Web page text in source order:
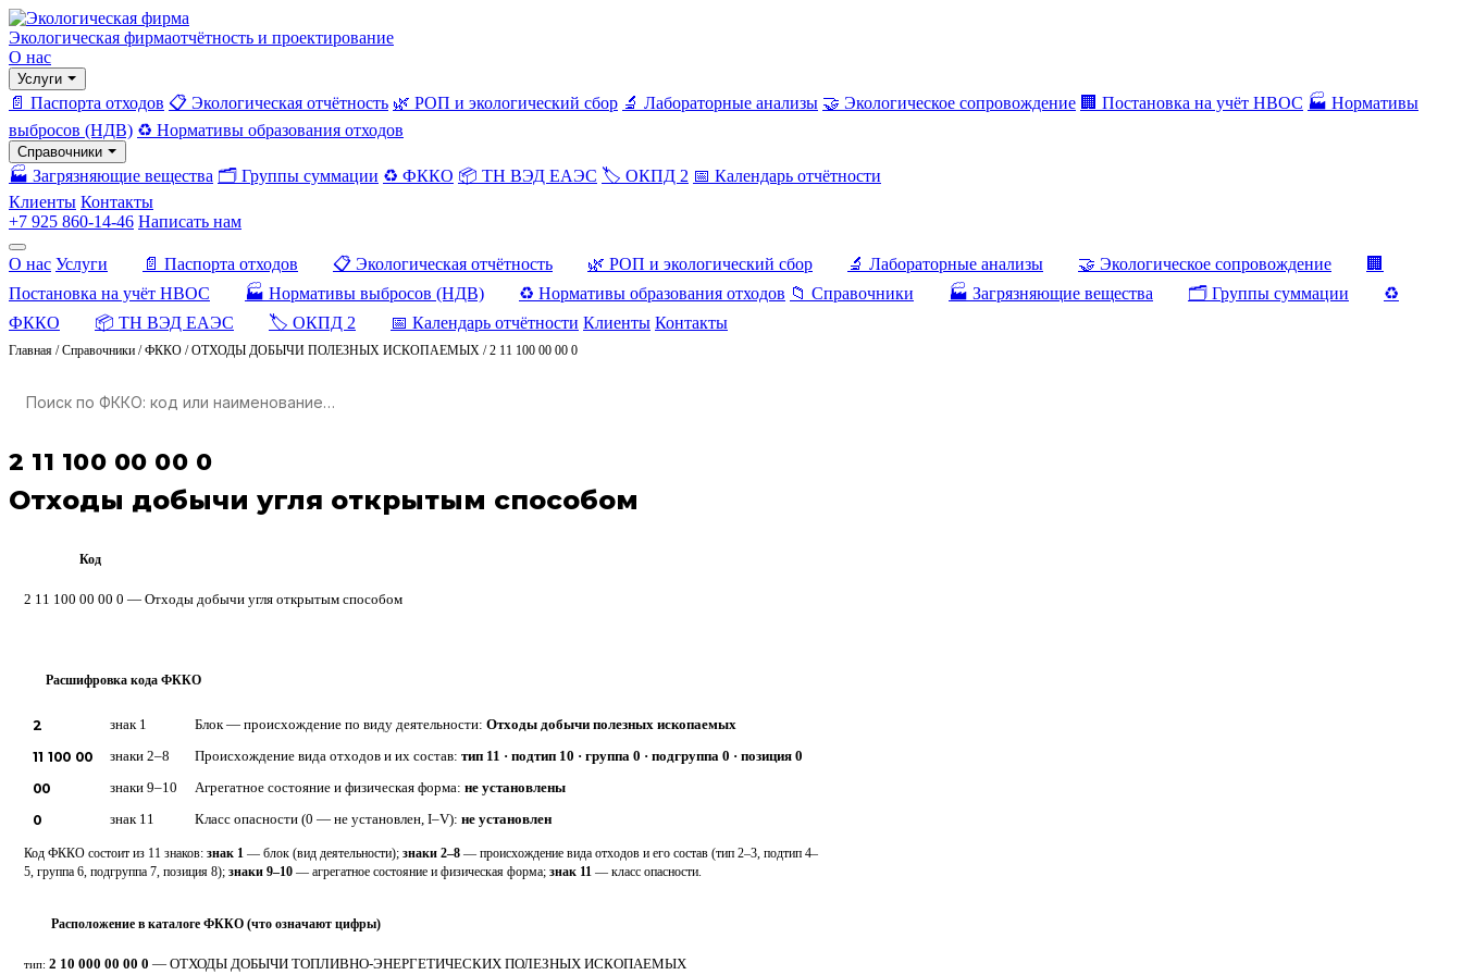
Экологическая фирмаотчётность и проектирование
О нас
Услуги
📄 Паспорта отходов 📋 Экологическая отчётность 🌿 РОП и экологический сбор 🔬 Лабораторные анализы 🤝 Экологическое сопровождение 🏢 Постановка на учёт НВОС 🏭 Нормативы
выбросов (НДВ) ♻️ Нормативы образования отходов
Справочники
🏭 Загрязняющие вещества 🗂️ Группы суммации ♻️ ФККО 📦 ТН ВЭД ЕАЭС 🏷️ ОКПД 2 📅 Календарь отчётности
Клиенты Контакты
+7 925 860-14-46 Написать нам
О нас Услуги 📄 Паспорта отходов 📋 Экологическая отчётность 🌿 РОП и экологический сбор 🔬 Лабораторные анализы 🤝 Экологическое сопровождение
🏢
Постановка на учёт НВОС
🏭 Нормативы выбросов (НДВ) ♻️ Нормативы образования отходов 📁 Справочники 🏭 Загрязняющие вещества 🗂️ Группы суммации
♻️
ФККО
📦 ТН ВЭД ЕАЭС 🏷️ ОКПД 2 📅 Календарь отчётности Клиенты Контакты
Главная /Справочники /ФККО /ОТХОДЫ ДОБЫЧИ ПОЛЕЗНЫХ ИСКОПАЕМЫХ /2 11 100 00 00 0
2 11 100 00 00 0
Отходы добычи угля открытым способом
Код
2 11 100 00 00 0 — Отходы добычи угля открытым способом
Расшифровка кода ФККО
2 знак 1 Блок — происхождение по виду деятельности: Отходы добычи полезных ископаемых
11 100 00 знаки 2–8 Происхождение вида отходов и их состав: тип 11 · подтип 10 · группа 0 · подгруппа 0 · позиция 0
00 знаки 9–10 Агрегатное состояние и физическая форма: не установлены
0 знак 11 Класс опасности (0 — не установлен, I–V): не установлен
Код ФККО состоит из 11 знаков: знак 1 — блок (вид деятельности); знаки 2–8 — происхождение вида отходов и его состав (тип 2–3, подтип 4–
5, группа 6, подгруппа 7, позиция 8); знаки 9–10 — агрегатное состояние и физическая форма; знак 11 — класс опасности.
Расположение в каталоге ФККО (что означают цифры)
тип: 2 10 000 00 00 0 — ОТХОДЫ ДОБЫЧИ ТОПЛИВНО-ЭНЕРГЕТИЧЕСКИХ ПОЛЕЗНЫХ ИСКОПАЕМЫХ